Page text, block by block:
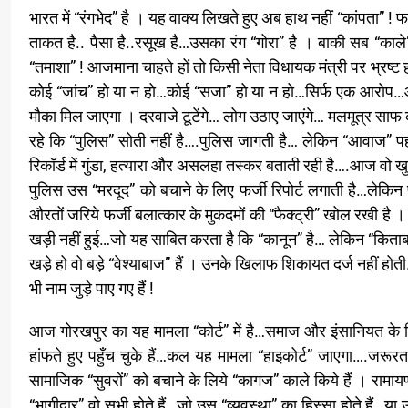
भारत में “रंगभेद” है । यह वाक्य लिखते हुए अब हाथ नहीं “कांपता” !
ताकत है.. पैसा है..रसूख है…उसका रंग “गोरा” है । बाकी सब
“तमाशा” ! आजमाना चाहते हों तो किसी नेता विधायक मंत्री पर
कोई “जांच” हो या न हो…कोई “सजा” हो या न हो…सिर्फ एक
मौका मिल जाएगा । दरवाजे टूटेंगे… लोग उठाए जाएंगे… मलमूत्र साफ
रहे कि “पुलिस” सोती नहीं है….पुलिस जागती है… लेकिन
रिकॉर्ड में गुंडा, हत्यारा और असलहा तस्कर बताती रही है….आज वो
पुलिस उस “मरदूद” को बचाने के लिए फर्जी रिपोर्ट लगाती
औरतों जरिये फर्जी बलात्कार के मुकदमों की “फैक्ट्री” खोल रखी है
खड़ी नहीं हुई…जो यह साबित करता है कि “कानून” है… लेकिन
खड़े हो वो बड़े “वेश्याबाज” हैं । उनके खिलाफ शिकायत दर्ज नहीं
भी नाम जुड़े पाए गए हैं !
आज गोरखपुर का यह मामला “कोर्ट” में है…समाज और इंसानियत
हांफते हुए पहुँच चुके हैं…कल यह मामला “हाइकोर्ट” जाएगा….जरूरत
सामाजिक “सुवरों” को बचाने के लिये “कागज” काले किये हैं ।